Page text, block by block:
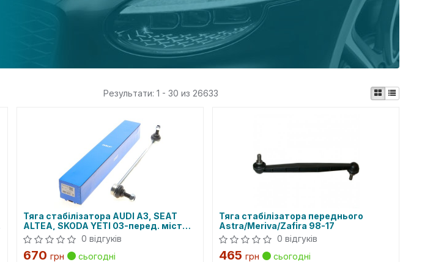
Результати: 1 - 30 из 26633
Тяга стабілізатора AUDI A3, SEAT
ALTEA, SKODA YETI 03-перед. міст
(Вир-во SKF) 0 відгуків
670грн
сьогодні
Тяга стабілізатора переднього
Astra/Meriva/Zafira 98-17
0 відгуків
465грн
сьогодні